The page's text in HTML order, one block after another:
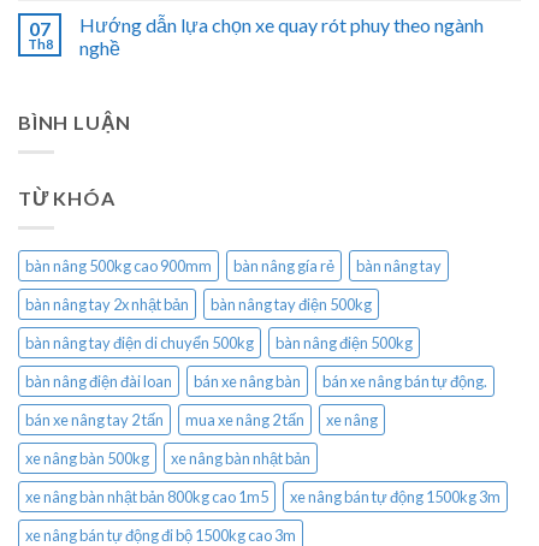
07
Th8
Hướng dẫn lựa chọn xe quay rót phuy theo ngành
nghề
BÌNH LUẬN
TỪ KHÓA
bàn nâng 500kg cao 900mm bàn nâng gía rẻ
bàn nâng tay
bàn nâng tay 2x nhật bản
bàn nâng tay điện 500kg
bàn nâng tay điện di chuyển 500kg
bàn nâng điện 500kg
bàn nâng điện đài loan
bán xe nâng bàn
bán xe nâng bán tự động.
bán xe nâng tay 2 tấn
mua xe nâng 2 tấn
xe nâng
xe nâng bàn 500kg
xe nâng bàn nhật bản
xe nâng bàn nhật bản 800kg cao 1m5
xe nâng bán tự động 1500kg 3m
xe nâng bán tự động đi bộ 1500kg cao 3m